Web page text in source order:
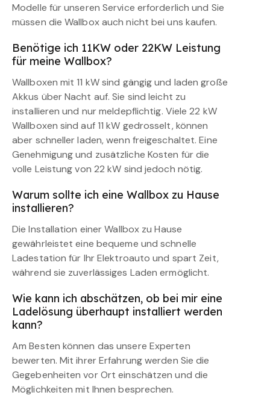
Modelle für unseren Service erforderlich und Sie
müssen die Wallbox auch nicht bei uns kaufen.
Benötige ich 11KW oder 22KW Leistung
für meine Wallbox?
Wallboxen mit 11 kW sind gängig und laden große
Akkus über Nacht auf. Sie sind leicht zu
installieren und nur meldepflichtig. Viele 22 kW
Wallboxen sind auf 11 kW gedrosselt, können
aber schneller laden, wenn freigeschaltet. Eine
Genehmigung und zusätzliche Kosten für die
volle Leistung von 22 kW sind jedoch nötig.
Warum sollte ich eine Wallbox zu Hause
installieren?
Die Installation einer Wallbox zu Hause
gewährleistet eine bequeme und schnelle
Ladestation für Ihr Elektroauto und spart Zeit,
während sie zuverlässiges Laden ermöglicht.
Wie kann ich abschätzen, ob bei mir eine
Ladelösung überhaupt installiert werden
kann?
Am Besten können das unsere Experten
bewerten. Mit ihrer Erfahrung werden Sie die
Gegebenheiten vor Ort einschätzen und die
Möglichkeiten mit Ihnen besprechen.